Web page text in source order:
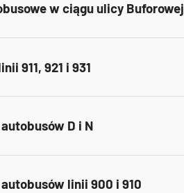
w ciągu ulicy Buforowej
911, 921 i 931
D i N
linii 900 i 910